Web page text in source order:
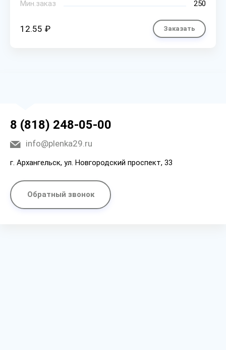
Мин.заказ
250
12.55 ₽ Заказать
8 (818) 248-05-00
info@plenka29.ru
г. Архангельск, ул. Новгородский проспект, 33
Обратный звонок